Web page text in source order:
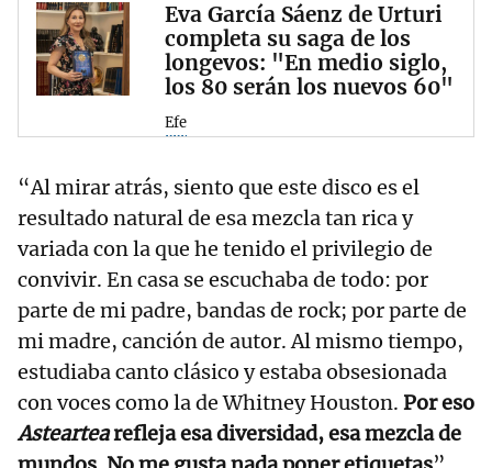
Eva García Sáenz de Urturi
completa su saga de los
longevos: "En medio siglo,
los 80 serán los nuevos 60"
Efe
“Al mirar atrás, siento que este disco es el
resultado natural de esa mezcla tan rica y
variada con la que he tenido el privilegio de
convivir. En casa se escuchaba de todo: por
parte de mi padre, bandas de rock; por parte de
mi madre, canción de autor. Al mismo tiempo,
estudiaba canto clásico y estaba obsesionada
con voces como la de Whitney Houston. Por eso
Asteartearefleja esa diversidad, esa mezcla de